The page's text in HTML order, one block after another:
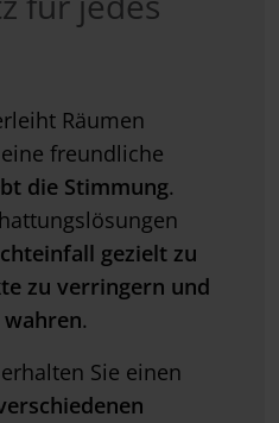
Räumen
freundliche
die Stimmung.
gezielt zu
zu verringern und
.
Sie einen